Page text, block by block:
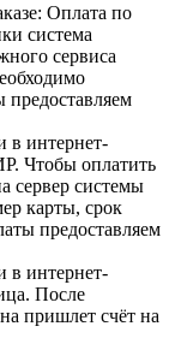
Оплата по
система
сервиса
предоставляем
в интернет-
Чтобы оплатить
сервер системы
карты, срок
предоставляем
в интернет-
После
пришлет счёт на